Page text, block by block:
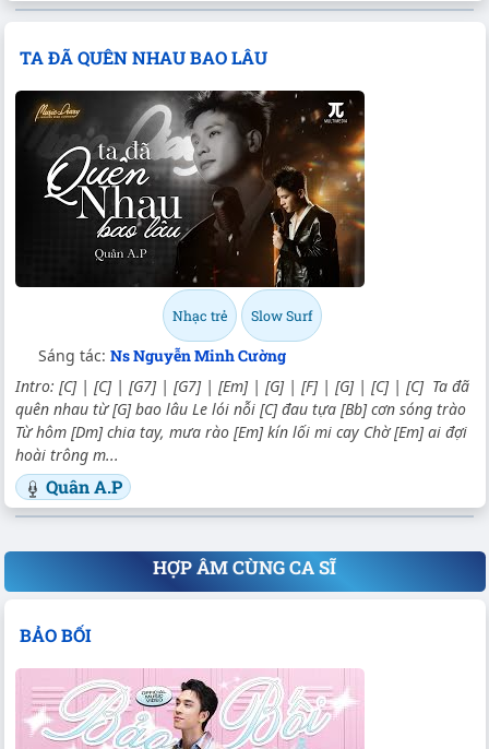
TA ĐÃ QUÊN NHAU BAO LÂU
Nhạc trẻ Slow Surf
Sáng tác: Ns Nguyễn Minh Cường
Intro: [C] | [C] | [G7] | [G7] | [Em] | [G] | [F] | [G] | [C] | [C] Ta đã
quên nhau từ [G] bao lâu Le lói nỗi [C] đau tựa [Bb] cơn sóng trào
Từ hôm [Dm] chia tay, mưa rào [Em] kín lối mi cay Chờ [Em] ai đợi
hoài trông m...
Quân A.P
HỢP ÂM CÙNG CA SĨ
BẢO BỐI